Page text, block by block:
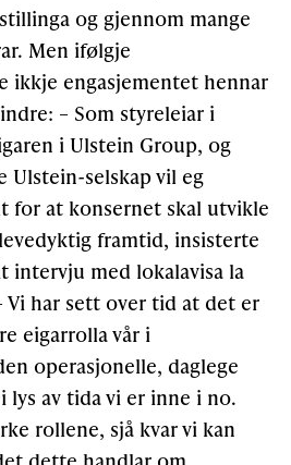
og gjennom mange
Men ifølgje
ikkje engasjementet hennar
– Som styreleiar i
i Ulstein Group, og
Ulstein-selskap vil eg
for at konsernet skal utvikle
framtid, insisterte
intervju med lokalavisa la
har sett over tid at det er
eigarrolla vår i
operasjonelle, daglege
av tida vi er inne i no.
rollene, sjå kvar vi kan